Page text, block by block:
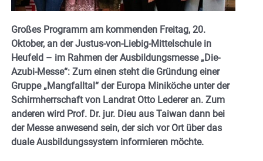
Großes Programm am kommenden Freitag, 20.
Oktober, an der Justus-von-Liebig-Mittelschule in
Heufeld – im Rahmen der Ausbildungsmesse „Die-
Azubi-Messe“: Zum einen steht die Gründung einer
Gruppe „Mangfalltal“ der Europa Miniköche unter der
Schirmherrschaft von Landrat Otto Lederer an. Zum
anderen wird Prof. Dr. jur. Dieu aus Taiwan dann bei
der Messe anwesend sein, der sich vor Ort über das
duale Ausbildungssystem informieren möchte.